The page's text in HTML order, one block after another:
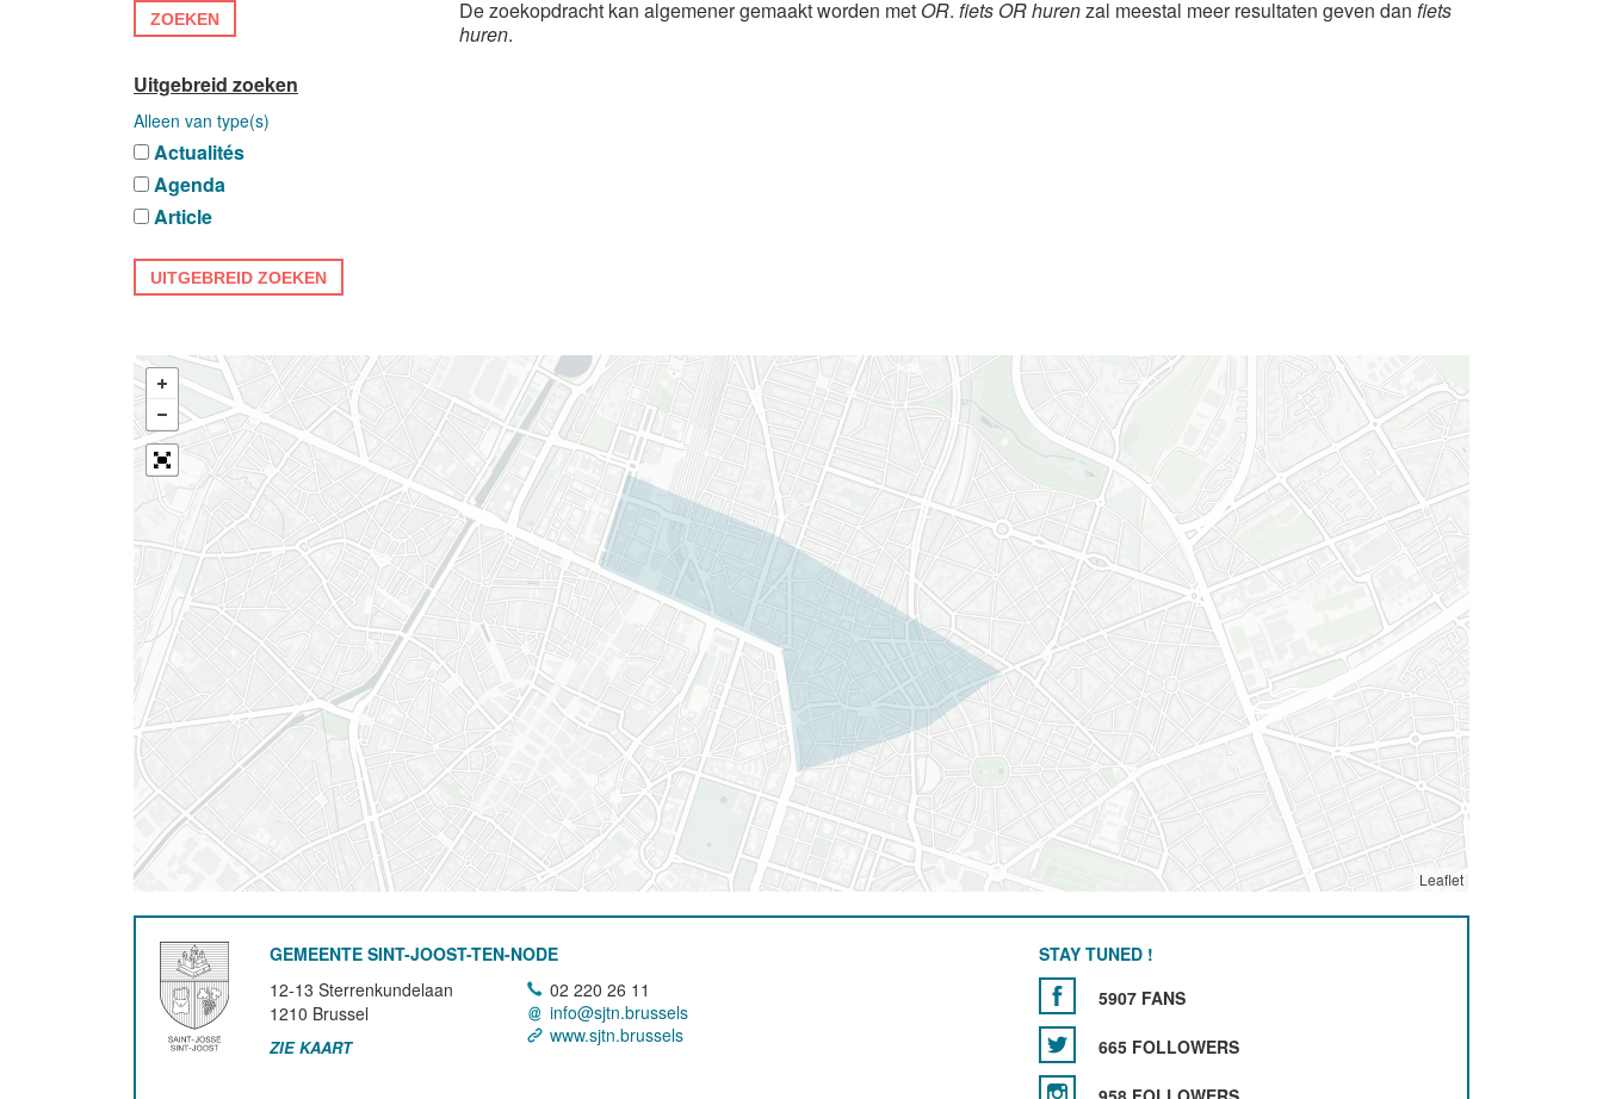
ZOEKEN
Uitgebreid zoeken
Alleen van type(s)
Actualités
Agenda
Article
UITGEBREID ZOEKEN
De zoekopdracht kan algemener gemaakt worden met OR. fiets OR hurenzal meestal meer resultaten geven dan fiets
huren.
Leaflet
GEMEENTE SINT-JOOST-TEN-NODE
12-13 Sterrenkundelaan
1210 Brussel
ZIE KAART
02 220 26 11
info@sjtn.brussels
www.sjtn.brussels
STAY TUNED !
5907 FANS
665 FOLLOWERS